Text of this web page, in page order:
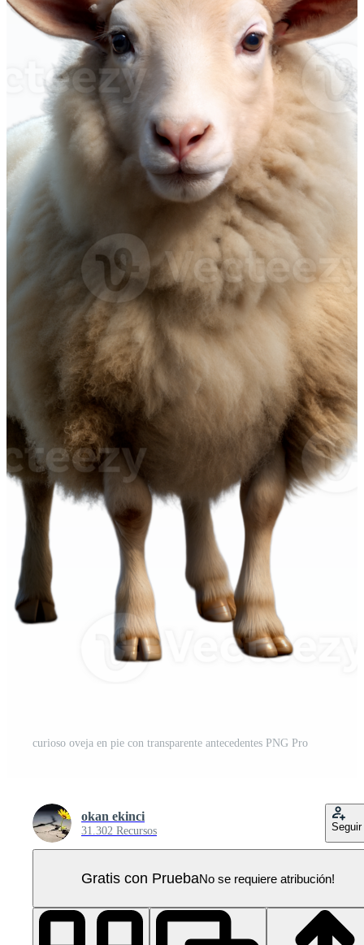
curioso oveja en pie con transparente antecedentes PNG Pro
okan ekinci
31.302 Recursos Seguir
Gratis con PruebaNo se requiere atribución!